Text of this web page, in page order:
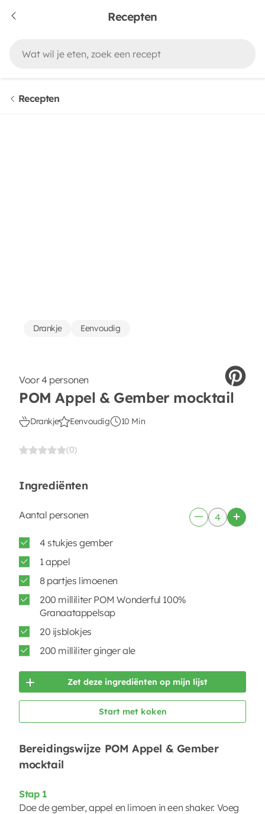
Recepten
Recepten
Voor 4 personen
POM Appel & Gember mocktail
Drankje Eenvoudig 10 Min
(0)
Drankje Eenvoudig
Ingrediënten
Aantal personen
4 stukjes gember
1 appel
8 partjes limoenen
200 milliliter POM Wonderful 100%
Granaatappelsap
20 ijsblokjes
200 milliliter ginger ale
Zet deze ingrediënten op mijn lijst
Start met koken
Bereidingswijze POM Appel & Gember
mocktail
Stap 1
Doe de gember, appel en limoen in een shaker. Voeg